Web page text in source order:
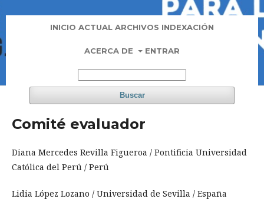
INICIO ACTUAL ARCHIVOS INDEXACIÓN
ACERCA DE ENTRAR
Buscar
Comité evaluador
Diana Mercedes Revilla Figueroa / Pontificia Universidad
Católica del Perú / Perú
Lidia López Lozano / Universidad de Sevilla / España